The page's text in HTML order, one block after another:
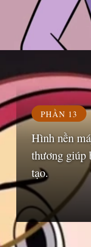
https://
PHẦN 13
Hình nền
thương giúp
tạo.